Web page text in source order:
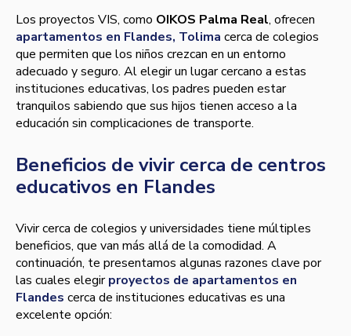
Los proyectos VIS, como OIKOS Palma Real, ofrecen
apartamentos en Flandes, Tolima cerca de colegios
que permiten que los niños crezcan en un entorno
adecuado y seguro. Al elegir un lugar cercano a estas
instituciones educativas, los padres pueden estar
tranquilos sabiendo que sus hijos tienen acceso a la
educación sin complicaciones de transporte.
Beneficios de vivir cerca de centros
educativos en Flandes
Vivir cerca de colegios y universidades tiene múltiples
beneficios, que van más allá de la comodidad. A
continuación, te presentamos algunas razones clave por
las cuales elegirproyectos de apartamentos en
Flandes cerca de instituciones educativas es una
excelente opción: